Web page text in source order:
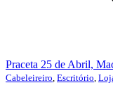
Praceta 25 de Abril,
Cabeleireiro Escritório